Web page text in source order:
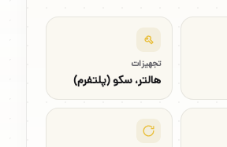
تجهیزات
هالتر، سکو (پلتفرم)